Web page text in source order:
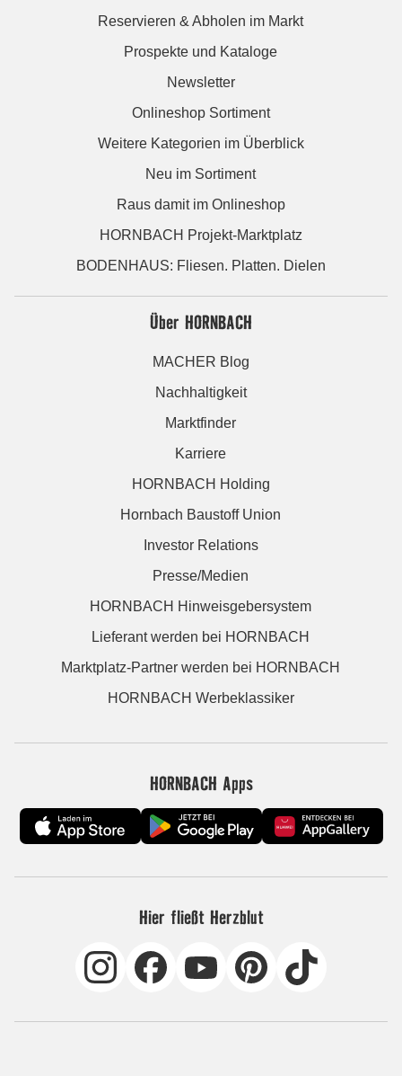
Reservieren & Abholen im Markt
Prospekte und Kataloge
Newsletter
Onlineshop Sortiment
Weitere Kategorien im Überblick
Neu im Sortiment
Raus damit im Onlineshop
HORNBACH Projekt-Marktplatz
BODENHAUS: Fliesen. Platten. Dielen
Über HORNBACH
MACHER Blog
Nachhaltigkeit
Marktfinder
Karriere
HORNBACH Holding
Hornbach Baustoff Union
Investor Relations
Presse/Medien
HORNBACH Hinweisgebersystem
Lieferant werden bei HORNBACH
Marktplatz-Partner werden bei HORNBACH
HORNBACH Werbeklassiker
HORNBACH Apps
Hier fließt Herzblut